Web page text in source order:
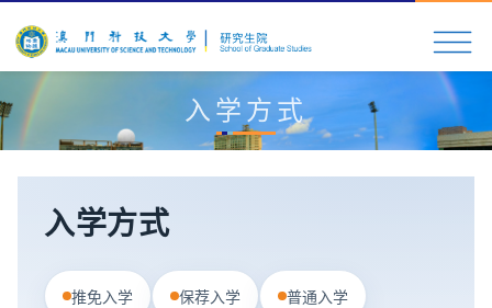
入学方式
入学方式
推免入学 保荐入学 普通入学